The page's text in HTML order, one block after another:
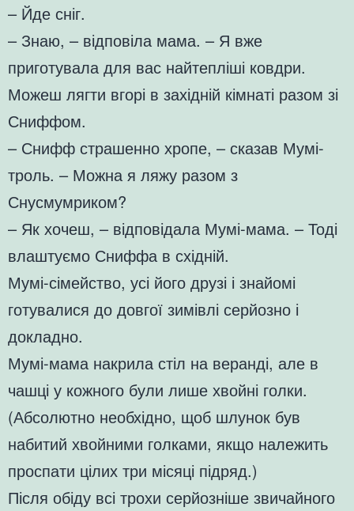
– Йде сніг.
– Знаю, – відповіла мама. – Я вже
приготувала для вас найтепліші ковдри.
Можеш лягти вгорі в західній кімнаті разом зі
Сниффом.
– Снифф страшенно хропе, – сказав Мумі-
троль. – Можна я ляжу разом з
Снусмумриком?
– Як хочеш, – відповідала Мумі-мама. – Тоді
влаштуємо Сниффа в східній.
Мумі-сімейство, усі його друзі і знайомі
готувалися до довгої зимівлі серйозно і
докладно.
Мумі-мама накрила стіл на веранді, але в
чашці у кожного були лише хвойні голки.
(Абсолютно необхідно, щоб шлунок був
набитий хвойними голками, якщо належить
проспати цілих три місяці підряд.)
Після обіду всі трохи серйозніше звичайного